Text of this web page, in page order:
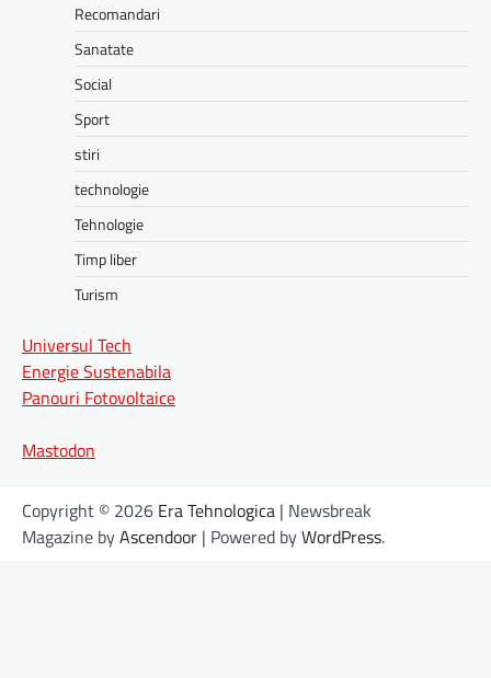
Recomandari
Sanatate
Social
Sport
stiri
technologie
Tehnologie
Timp liber
Turism
Universul Tech
Energie Sustenabila
Panouri Fotovoltaice
Mastodon
Copyright © 2026 Era Tehnologica | Newsbreak
Magazine byAscendoor | Powered byWordPress.